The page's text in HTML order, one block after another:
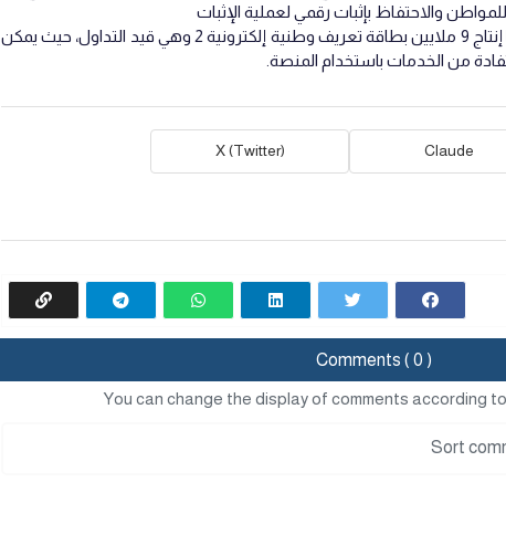
والاحتفاظ بإثبات رقمي لعملية الإثبات
وبخصوص مستقبل المنصة، تم حاليا إنتاج 9 ملايين بطاقة تعريف وطنية إلكترونية 2 وهي قيد التداول، حيث يمكن
من الخدمات باستخدام المنصة.
Claude
X (Twitter)
Comments ( 0 )
You can change the display of comments according